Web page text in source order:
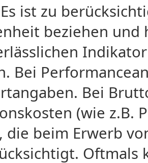
Es ist zu
beziehen
Bei
Bei
(wie z.B.
die beim Erwerb
Oftmals